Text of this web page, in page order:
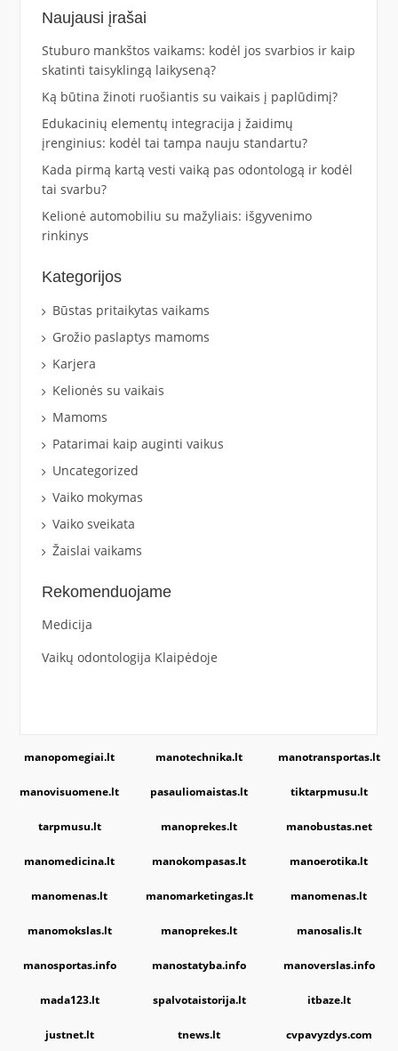
Naujausi įrašai
Stuburo mankštos vaikams: kodėl jos svarbios ir kaip
skatinti taisyklingą laikyseną?
Ką būtina žinoti ruošiantis su vaikais į paplūdimį?
Edukacinių elementų integracija į žaidimų
įrenginius: kodėl tai tampa nauju standartu?
Kada pirmą kartą vesti vaiką pas odontologą ir kodėl
tai svarbu?
Kelionė automobiliu su mažyliais: išgyvenimo
rinkinys
Kategorijos
Būstas pritaikytas vaikams
Grožio paslaptys mamoms
Karjera
Kelionės su vaikais
Mamoms
Patarimai kaip auginti vaikus
Uncategorized
Vaiko mokymas
Vaiko sveikata
Žaislai vaikams
Rekomenduojame
Medicija
Vaikų odontologija Klaipėdoje
manopomegiai.lt manotechnika.lt manotransportas.lt
manovisuomene.lt pasauliomaistas.lt tiktarpmusu.lt
tarpmusu.lt manoprekes.lt manobustas.net
manomedicina.lt manokompasas.lt manoerotika.lt
manomenas.lt manomarketingas.lt manomenas.lt
manomokslas.lt manoprekes.lt manosalis.lt
manosportas.info manostatyba.info manoverslas.info
mada123.lt spalvotaistorija.lt itbaze.lt
justnet.lt tnews.lt cvpavyzdys.com